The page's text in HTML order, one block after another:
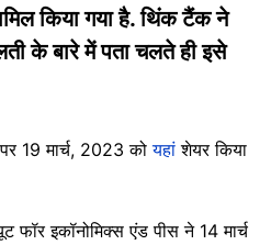
किया गया है. थिंक टैंक ने
के बारे में पता चलते ही इसे
19 मार्च, 2023 कोयहांशेयर किया
इकॉनोमिक्स एंड पीस ने 14 मार्च